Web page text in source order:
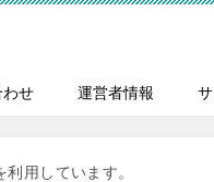
わせ 運営者情報
用しています。